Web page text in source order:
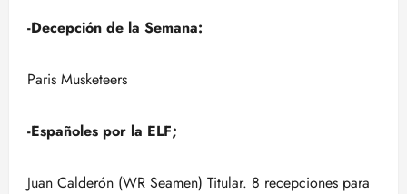
-Decepción de la Semana:
Paris Musketeers
-Españoles por la ELF;
Juan Calderón (WR Seamen) Titular. 8 recepciones para